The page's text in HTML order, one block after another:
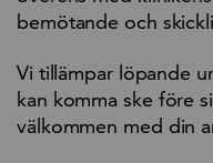
bemötande och
Vi tillämpar löpande
kan komma ske före
välkommen med din